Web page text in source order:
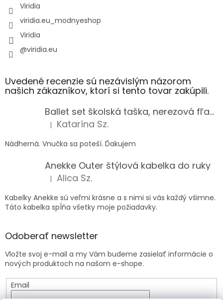
Viridia
viridia.eu_modnyeshop
Viridia
@viridia.eu
Uvedené recenzie sú nezávislým názorom
našich zákazníkov, ktorí si tento tovar zakúpili.
Ballet set školská taška, nerezová fľaša a plný peračník s motívom baletky pre dievča
Hodnotenie produktu je 5 z 5 hviezdičiek.
| Katarína Sz.
Nádherná. Vnučka sa poteší. Ďakujem
Anekke Outer štýlová kabelka do ruky
Hodnotenie produktu je 5 z 5 hviezdičiek.
| Alica Sz.
Kabelky Anekke sú veľmi krásne a s nimi si vás každý všimne.
Táto kabelka spĺňa všetky moje požiadavky.
Odoberať newsletter
Vložte svoj e-mail a my Vám budeme zasielať informácie o
nových produktoch na našom e-shope.
Email